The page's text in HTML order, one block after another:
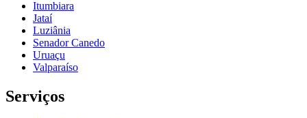
Itumbiara
Jataí
Luziânia
Senador Canedo
Uruaçu
Valparaíso
Serviços